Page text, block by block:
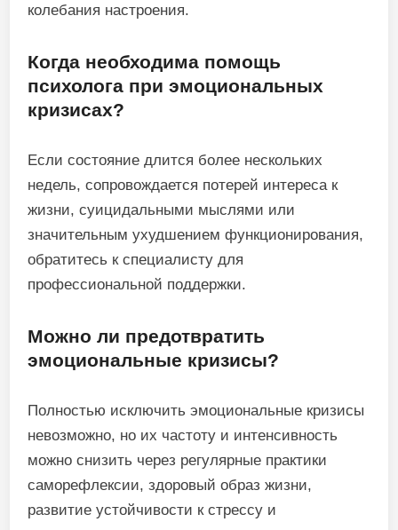
колебания настроения.
Когда необходима помощь
психолога при эмоциональных
кризисах?
Если состояние длится более нескольких
недель, сопровождается потерей интереса к
жизни, суицидальными мыслями или
значительным ухудшением функционирования,
обратитесь к специалисту для
профессиональной поддержки.
Можно ли предотвратить
эмоциональные кризисы?
Полностью исключить эмоциональные кризисы
невозможно, но их частоту и интенсивность
можно снизить через регулярные практики
саморефлексии, здоровый образ жизни,
развитие устойчивости к стрессу и